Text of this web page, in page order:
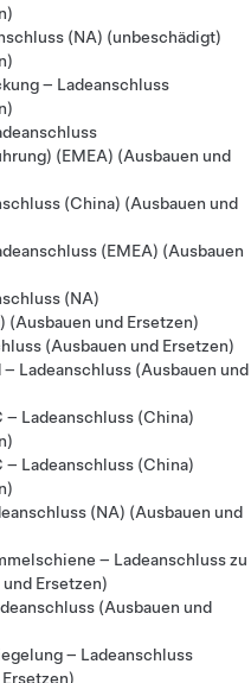
(NA) (unbeschädigt)
– Ladeanschluss
(EMEA) (Ausbauen und
(China) (Ausbauen und
(EMEA) (Ausbauen
(NA)
(Ausbauen und Ersetzen)
(Ausbauen und Ersetzen)
Ladeanschluss (Ausbauen und
Ladeanschluss (China)
Ladeanschluss (China)
(NA) (Ausbauen und
– Ladeanschluss zu
Ersetzen)
(Ausbauen und
– Ladeanschluss